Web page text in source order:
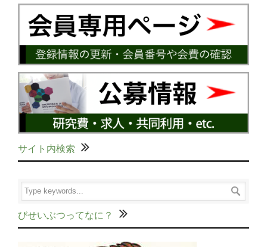
サイト内検索
びせいぶつってなに？